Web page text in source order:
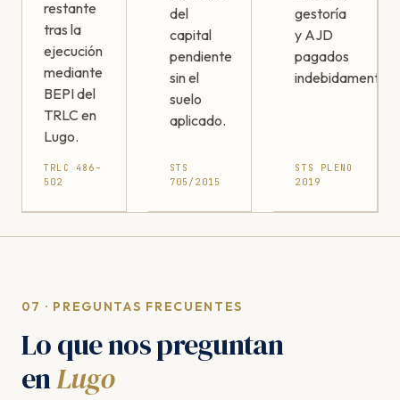
restante
tras la
ejecución
mediante
BEPI del
TRLC en
Lugo.
TRLC 486–
502
del
capital
pendiente
sin el
suelo
aplicado.
STS
705/2015
gestoría
y AJD
pagados
indebidamente.
STS PLENO
2019
07 · PREGUNTAS FRECUENTES
Lo que nos preguntan
enLugo